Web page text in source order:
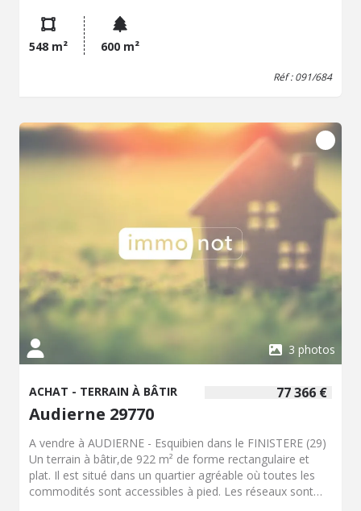
548 m² 600 m²
Réf : 091/684
3 photos
77 366 €
ACHAT - TERRAIN À BÂTIR
Audierne 29770
A vendre à AUDIERNE - Esquibien dans le FINISTERE (29)
Un terrain à bâtir,de 922 m² de forme rectangulaire et
plat. Il est situé dans un quartier agréable où toutes les
commodités sont accessibles à pied. Les réseaux sont